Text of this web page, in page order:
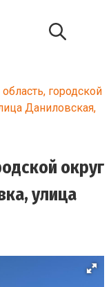
городской
Даниловская,
округ
улица